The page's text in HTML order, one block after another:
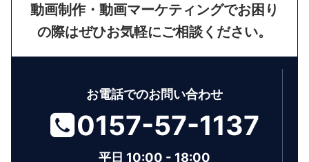
動画制作・動画マーケティングでお困り
の際はぜひお気軽にご相談ください。
お電話でのお問い合わせ
0157-57-1137
平日 10:00 - 18:00